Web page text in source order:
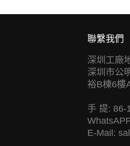
聯繫我們
深圳工廠
深圳市公
裕B棟6樓
手 提: 86-
E-Mail: